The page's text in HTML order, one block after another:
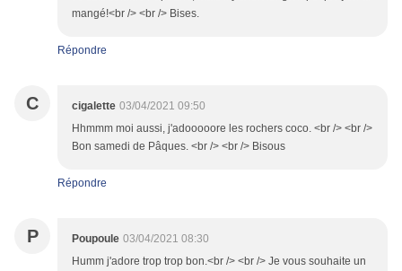
mangé!<br /> <br /> Bises.
Répondre
C cigalette 03/04/2021 09:50
Hhmmm moi aussi, j'adooooore les rochers coco. <br /> <br />
Bon samedi de Pâques. <br /> <br /> Bisous
Répondre
P Poupoule 03/04/2021 08:30
Humm j'adore trop trop bon.<br /> <br /> Je vous souhaite un